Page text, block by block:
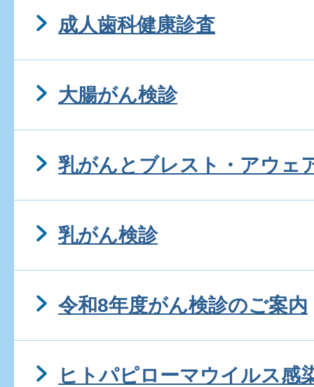
成人歯科健康診査
大腸がん検診
乳がんとブレスト・アウェ
乳がん検診
令和8年度がん検診のご案内
ヒトパピローマウイルス感